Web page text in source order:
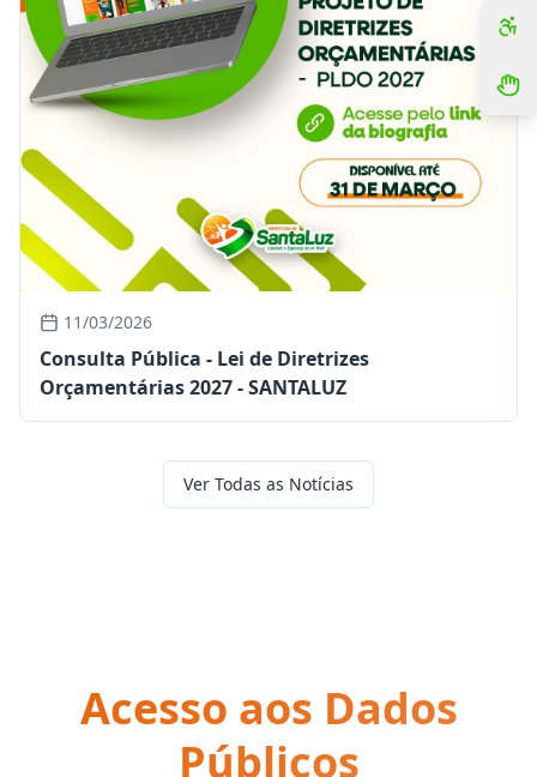
11/03/2026
Consulta Pública - Lei de Diretrizes
Orçamentárias 2027 - SANTALUZ
Ver Todas as Notícias
Acesso aos Dados
Públicos